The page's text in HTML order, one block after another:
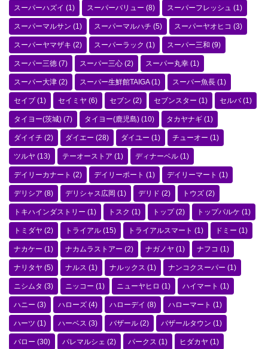
スーパーハズイ (1) スーパーバリュー (8) スーパーフレッシュ (1)
スーパーマルサン (1) スーパーマルハチ (5) スーパーヤオヒコ (3)
スーパーヤマザキ (2) スーパーラック (1) スーパー三和 (9)
スーパー三徳 (7) スーパー三心 (2) スーパー丸幸 (1)
スーパー大津 (2) スーパー生鮮館TAIGA(1) スーパー魚長 (1)
セイブ (1) セイミヤ (6) セブン (2) セブンスター (1) セルバ(1)
タイヨー(茨城) (7) タイヨー(鹿児島) (10) タカヤナギ (1)
ダイイチ (2) ダイエー (28) ダイユー (1) チューオー (1)
ツルヤ (13) テーオーストア (1) ディナーベル (1)
デイリーカナート (2) デイリーポート (1) デイリーマート (1)
デリシア (8) デリシャス広岡 (1) デリド (2) トウズ (2)
トキハインダストリー (1) トスク (1) トップ(2) トップパルケ (1)
トミダヤ (2) トライアル (15) トライアルスマート (1) ドミー (1)
ナカケー (1) ナカムラストアー (2) ナガノヤ (1) ナフコ (1)
ナリタヤ (5) ナルス (1) ナルックス (1) ナンコクスーパー (1)
ニシムタ (3) ニッコー (1) ニューヤヒロ (1) ハイマート (1)
ハニー (3) ハローズ (4) ハローデイ (8) ハローマート (1)
ハーツ (1) ハーベス (3) バザール (2) バザールタウン (1)
バロー (30) パレマルシェ (2) パークス (1) ヒダカヤ (1)